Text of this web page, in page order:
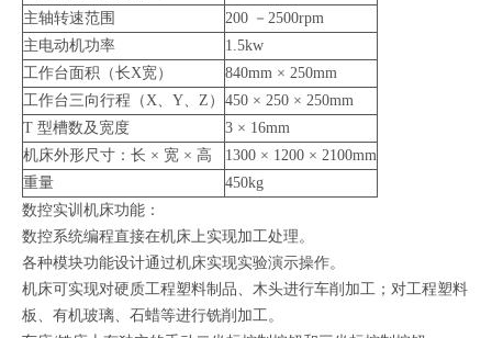
主轴转速范围
200 －2500rpm
主电动机功率
1.5kw
工作台面积（长X宽）
840mm × 250mm
工作台三向行程（X、Y、Z） 450 × 250 × 250mm
T 型槽数及宽度
3 × 16mm
机床外形尺寸：长 × 宽 × 高
1300 × 1200 × 2100mm
重量
450kg
数控实训机床功能：
数控系统编程直接在机床上实现加工处理。
各种模块功能设计通过机床实现实验演示操作。
机床可实现对硬质工程塑料制品、木头进行车削加工；对工程塑料
板、有机玻璃、石蜡等进行铣削加工。